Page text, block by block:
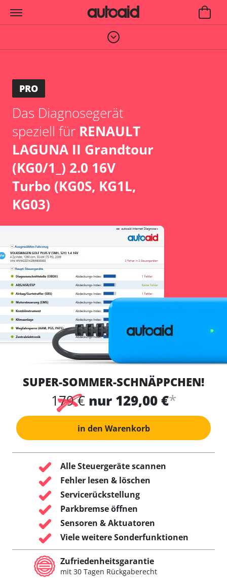
PRO
Das Diagnosegerät
speziell für RENAULT
LAGUNA II Grandtour
(KG0/1_) 2.0 16V
Turbo (KG0S, KG1L,
KG03)
SUPER-SOMMER-SCHNÄPPCHEN!
179 € nur 129,00 €*
in den Warenkorb
Alle Steuergeräte scannen
Fehler lesen & löschen
Servicerückstellung
Parkbremse öffnen
Sensoren & Aktuatoren
Viele weitere Sonderfunktionen
Zufriedenheitsgarantie
mit 30 Tagen Rückgaberecht